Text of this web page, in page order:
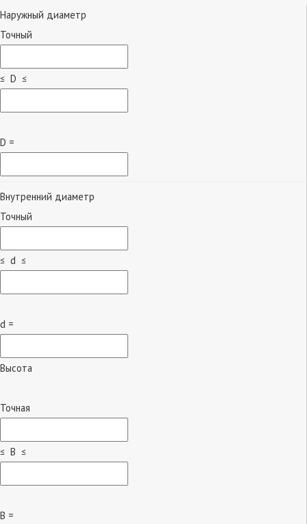
Наружный диаметр
Точный
≤ D ≤
D =
Внутренний диаметр
Точный
≤ d ≤
d =
Высота
Точная
≤ B ≤
B =